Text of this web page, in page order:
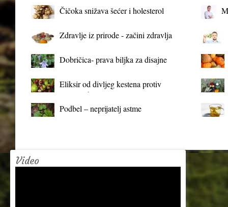
Čičoka snižava šećer i holesterol
Zdravlje iz prirode - začini zdravlja
Dobričica- prava biljka za disajne
Eliksir od divljeg kestena protiv
proširenih vena
Podbel – neprijatelj astme
Video